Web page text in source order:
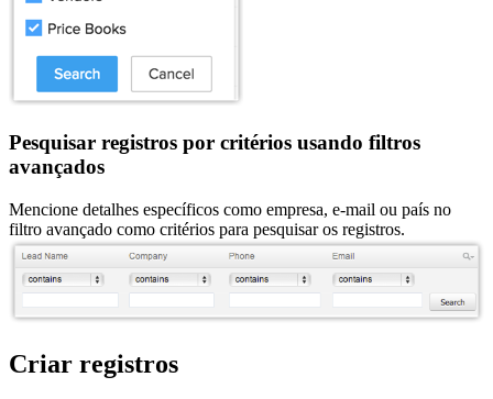
Pesquisar registros por critérios usando filtros
avançados
Mencione detalhes específicos como empresa, e-mail ou país no
filtro avançado como critérios para pesquisar os registros.
Criar registros